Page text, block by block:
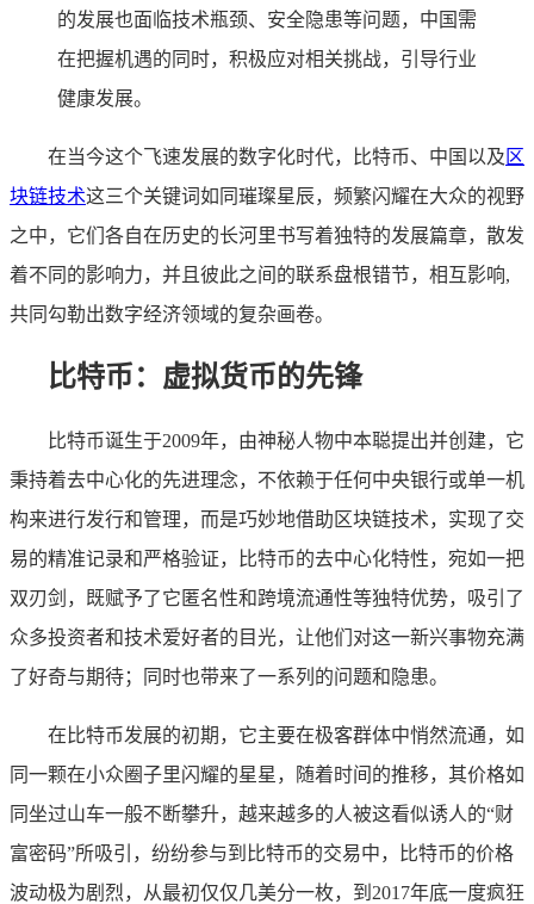
的发展也面临技术瓶颈、安全隐患等问题，中国需
在把握机遇的同时，积极应对相关挑战，引导行业
健康发展。
在当今这个飞速发展的数字化时代，比特币、中国以及 区
块链技术这三个关键词如同璀璨星辰，频繁闪耀在大众的视野
之中，它们各自在历史的长河里书写着独特的发展篇章，散发
着不同的影响力，并且彼此之间的联系盘根错节，相互影响,
共同勾勒出数字经济领域的复杂画卷。
比特币：虚拟货币的先锋
比特币诞生于2009年，由神秘人物中本聪提出并创建，它
秉持着去中心化的先进理念，不依赖于任何中央银行或单一机
构来进行发行和管理，而是巧妙地借助区块链技术，实现了交
易的精准记录和严格验证，比特币的去中心化特性，宛如一把
双刃剑，既赋予了它匿名性和跨境流通性等独特优势，吸引了
众多投资者和技术爱好者的目光，让他们对这一新兴事物充满
了好奇与期待；同时也带来了一系列的问题和隐患。
在比特币发展的初期，它主要在极客群体中悄然流通，如
同一颗在小众圈子里闪耀的星星，随着时间的推移，其价格如
同坐过山车一般不断攀升，越来越多的人被这看似诱人的“财
富密码”所吸引，纷纷参与到比特币的交易中，比特币的价格
波动极为剧烈，从最初仅仅几美分一枚，到2017年底一度疯狂